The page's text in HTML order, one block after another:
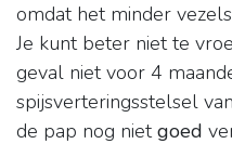
omdat het minder
Je kunt beter niet te
geval niet voor 4
spijsverteringsstelsel
de pap nog nietgoed